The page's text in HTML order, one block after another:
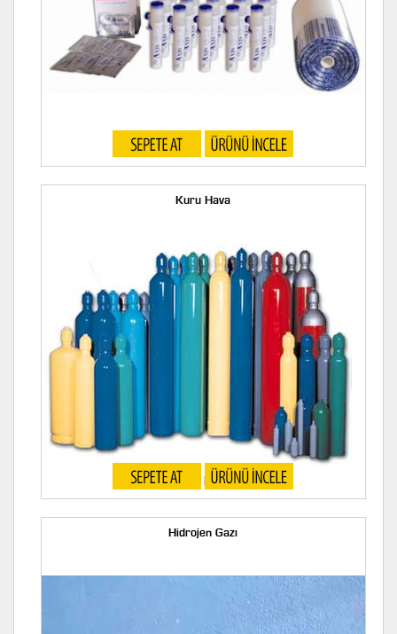
Etilen Oksit
Kuru Hava
Kuru Hava
Hidrojen Gazı